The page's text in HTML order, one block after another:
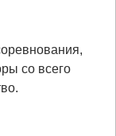
со всего